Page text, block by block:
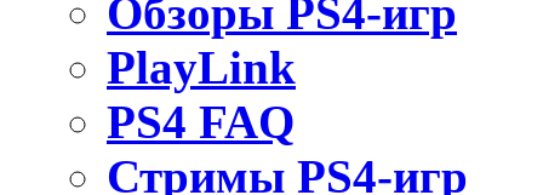
Обзоры PS4-игр
PlayLink
PS4 FAQ
Стримы PS4-игр